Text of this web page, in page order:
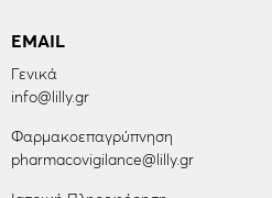
EMAIL
Γενικά
info@lilly.gr
Φαρμακοεπαγρύπνηση
pharmacovigilance@lilly.gr